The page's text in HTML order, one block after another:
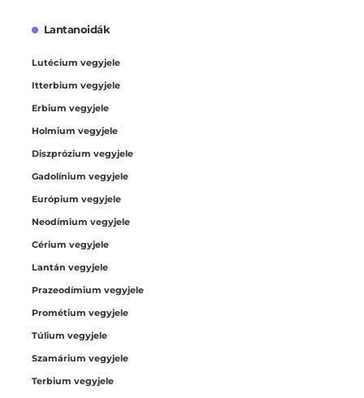
Lantanoidák
Lutécium vegyjele
Itterbium vegyjele
Erbium vegyjele
Holmium vegyjele
Diszprózium vegyjele
Gadolínium vegyjele
Európium vegyjele
Neodímium vegyjele
Cérium vegyjele
Lantán vegyjele
Prazeodímium vegyjele
Prométium vegyjele
Túlium vegyjele
Szamárium vegyjele
Terbium vegyjele